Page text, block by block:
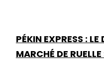
PÉKIN EXPRESS :
MARCHÉ DE